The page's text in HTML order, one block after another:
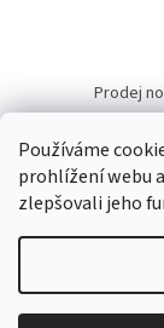
Používáme
prohlížení webu
zlepšovali jeho
Prodej
Copyright 2026